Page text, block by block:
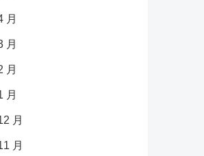
月
月
月
月
月
月